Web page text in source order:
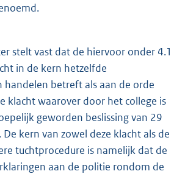
stelt vast dat de hiervoor onder 4.1
in de kern hetzelfde
betreft als aan de orde
klacht waarover door het college is
geworden beslissing van 29
kern van zowel deze klacht als de
tuchtprocedure is namelijk dat de
aan de politie rondom de